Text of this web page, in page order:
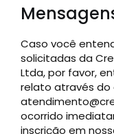
Caso você
solicitadas da
Ltda, por favor,
relato através do
ocorrido
inscrição em